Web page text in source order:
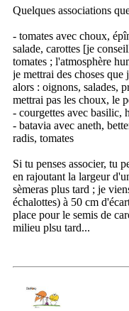
Quelques associations
- tomates avec choux,
salade, carottes [je
tomates ; l'atmosphère
je mettrai des choses
alors : oignons, salades,
mettrai pas les choux, le
- courgettes avec basilic,
- batavia avec aneth,
radis, tomates
Si tu penses associer, tu
en rajoutant la largeur
sèmeras plus tard ; je
échalottes) à 50 cm
place pour le semis de
milieu plsu tard...